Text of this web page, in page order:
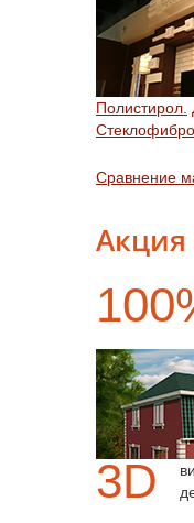
Полистирол.
Сравнение
Акция
3D